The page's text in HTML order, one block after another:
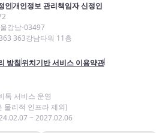
인개인정보 관리책임자 신정인
강남-03497
363강남타워 11층
방침위치기반 서비스 이용약관
톡 서비스 운영
물리적 인프라 제외)
~ 2027.02.06